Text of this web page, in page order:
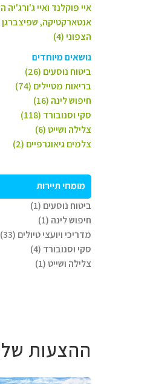
איי פוקלנד ואיי ג'ורג'יה
אנטארקטיקה, שפיצברגן
הצפוני (4)
נושאים מיוחדים
ביטוח נוסעים (26)
בריאות מטיילים (74)
חיפוש לינה (16)
סקי וסנובורד (118)
צלילה ושייט (6)
צלמים גיאוגרפיים (2)
מומחי תיירות
ביטוח נוסעים (1)
חיפוש לינה (1)
מדריכי ויועצי טיולים (33)
סקי וסנובורד (4)
צלילה ושייט (1)
ההצעות